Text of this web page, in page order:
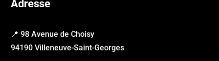
Adresse
📍 98 Avenue de Choisy
94190 Villeneuve-Saint-Georges